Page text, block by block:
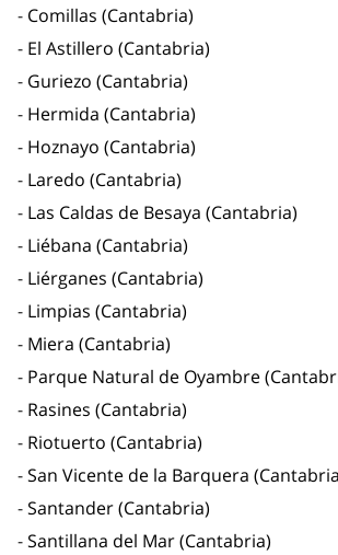
Comillas (Cantabria)
El Astillero (Cantabria)
Guriezo (Cantabria)
Hermida (Cantabria)
Hoznayo (Cantabria)
Laredo (Cantabria)
Las Caldas de Besaya (Cantabria)
Liébana (Cantabria)
Liérganes (Cantabria)
Limpias (Cantabria)
Miera (Cantabria)
Parque Natural de Oyambre
Rasines (Cantabria)
Riotuerto (Cantabria)
San Vicente de la Barquera
Santander (Cantabria)
Santillana del Mar (Cantabria)